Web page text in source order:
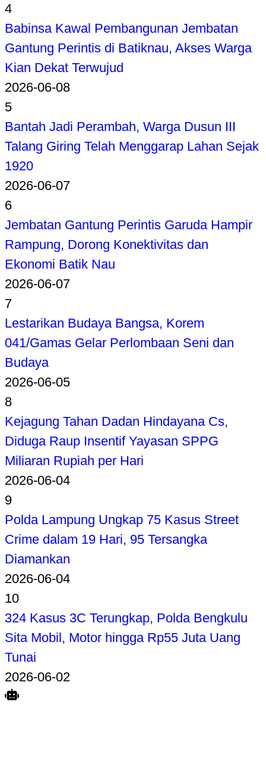
4
Babinsa Kawal Pembangunan Jembatan
Gantung Perintis di Batiknau, Akses Warga
Kian Dekat Terwujud
2026-06-08
5
Bantah Jadi Perambah, Warga Dusun III
Talang Giring Telah Menggarap Lahan Sejak
1920
2026-06-07
6
Jembatan Gantung Perintis Garuda Hampir
Rampung, Dorong Konektivitas dan
Ekonomi Batik Nau
2026-06-07
7
Lestarikan Budaya Bangsa, Korem
041/Gamas Gelar Perlombaan Seni dan
Budaya
2026-06-05
8
Kejagung Tahan Dadan Hindayana Cs,
Diduga Raup Insentif Yayasan SPPG
Miliaran Rupiah per Hari
2026-06-04
9
Polda Lampung Ungkap 75 Kasus Street
Crime dalam 19 Hari, 95 Tersangka
Diamankan
2026-06-04
10
324 Kasus 3C Terungkap, Polda Bengkulu
Sita Mobil, Motor hingga Rp55 Juta Uang
Tunai
2026-06-02